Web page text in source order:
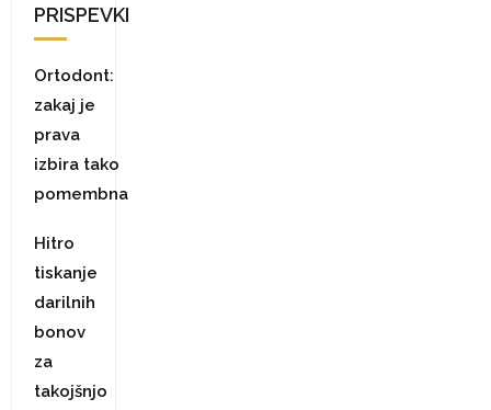
PRISPEVKI
Ortodont:
zakaj je
prava
izbira tako
pomembna
Hitro
tiskanje
darilnih
bonov
za
takojšnjo